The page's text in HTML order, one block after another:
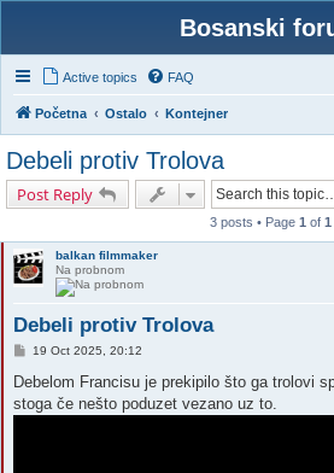
Bosanski
Active topics FAQ
Početna Ostalo Kontejner
Debeli protiv Trolova
Post Reply
3 posts • Page 1 of 1
balkan filmmaker
Na probnom
Debeli protiv Trolova
P
s
19 Oct 2025, 20:12
Debelom Francisu je prekipilo što ga trolovi
stoga če nešto poduzet vezano uz to.